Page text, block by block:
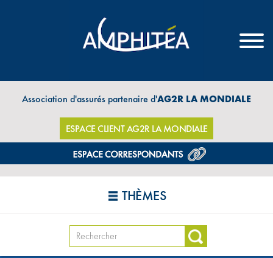
Association d'assurés partenaire d'AG2R LA MONDIALE
ESPACE CLIENT AG2R LA MONDIALE
THÈMES